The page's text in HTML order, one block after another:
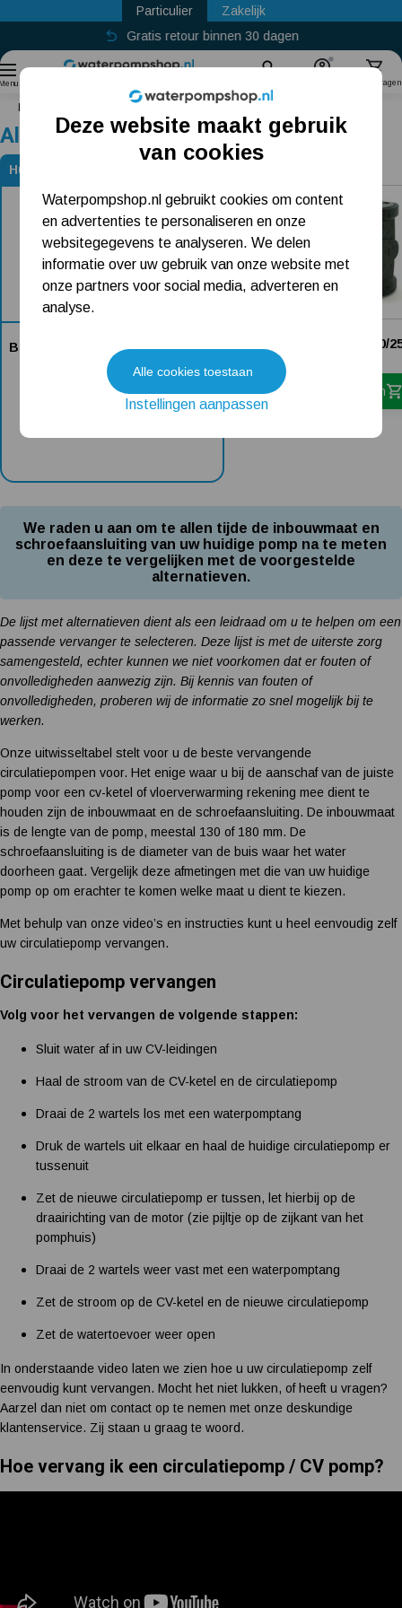
Particulier
Zakelijk
Gratis retour binnen 30 dagen
Winkelwagen
Populaire categorieën
Beregeningspomp
Hydrofoorpomp
Dompelpomp
Pompput
Meest gelezen blogs
Tuin besproeien? Lees hier welke tuinpomp u nodig heeft
Installatie van een beregenings- / hydrofoorpomp
Alternatieven voor Biral NRZ 35-1
Alternatieven voor Biral NRZ 35-1
Huidig product
Biral NRZ 35-1
Dit product is niet bij ons verkrijgbaar
DAB Evoplus Small 60/
In winkelwagen
We raden u aan om te allen tijde de inbouwmaat en
schroefaansluiting van uw huidige pomp na te meten
en deze te vergelijken met de voorgestelde
alternatieven.
De lijst met alternatieven dient als een leidraad om u te helpen om een
passende vervanger te selecteren. Deze lijst is met de uiterste zorg
samengesteld, echter kunnen we niet voorkomen dat er fouten of
onvolledigheden aanwezig zijn. Bij kennis van fouten of
onvolledigheden, proberen wij de informatie zo snel mogelijk bij te
werken.
Onze uitwisseltabel stelt voor u de beste vervangende
circulatiepompen voor. Het enige waar u bij de aanschaf van de juiste
pomp voor een cv-ketel of vloerverwarming rekening mee dient te
houden zijn de inbouwmaat en de schroefaansluiting. De inbouwmaat
is de lengte van de pomp, meestal 130 of 180 mm. De
schroefaansluiting is de diameter van de buis waar het water
doorheen gaat. Vergelijk deze afmetingen met die van uw huidige
pomp op om erachter te komen welke maat u dient te kiezen.
Met behulp van onze video’s en instructies kunt u heel eenvoudig zelf
uw circulatiepomp vervangen.
Circulatiepomp vervangen
Volg voor het vervangen de volgende stappen:
Sluit water af in uw CV-leidingen
Haal de stroom van de CV-ketel en de circulatiepomp
Draai de 2 wartels los met een waterpomptang
Druk de wartels uit elkaar en haal de huidige circulatiepomp er
tussenuit
Zet de nieuwe circulatiepomp er tussen, let hierbij op de
draairichting van de motor (zie pijltje op de zijkant van het
pomphuis)
Draai de 2 wartels weer vast met een waterpomptang
Zet de stroom op de CV-ketel en de nieuwe circulatiepomp
Zet de watertoevoer weer open
In onderstaande video laten we zien hoe u uw circulatiepomp zelf
eenvoudig kunt vervangen. Mocht het niet lukken, of heeft u vragen?
Aarzel dan niet om contact op te nemen met onze deskundige
klantenservice. Zij staan u graag te woord.
Hoe vervang ik een circulatiepomp / CV pomp?
Deze website maakt gebruik
van cookies
Waterpompshop.nl gebruikt cookies om content
en advertenties te personaliseren en onze
websitegegevens te analyseren. We delen
informatie over uw gebruik van onze website met
onze partners voor social media, adverteren en
analyse.
Alle cookies toestaan
Instellingen aanpassen